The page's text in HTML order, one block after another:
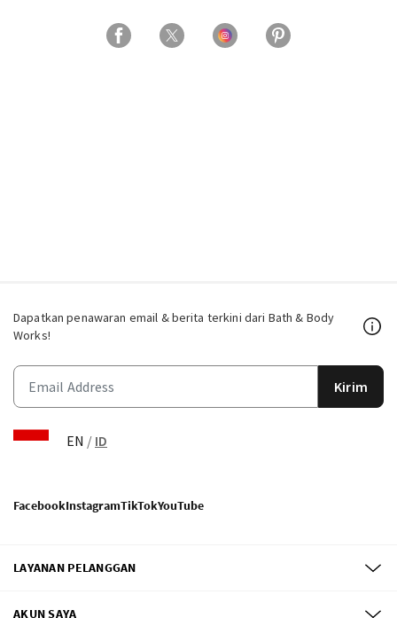
Dapatkan penawaran email & berita terkini dari Bath & Body
Works!
Kirim
EN / ID
FacebookInstagramTikTokYouTube
LAYANAN PELANGGAN
AKUN SAYA